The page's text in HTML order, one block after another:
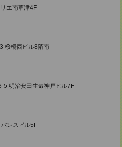
エ南草津4F
桜橋西ビル8階南
5 明治安田生命神戸ビル7F
ンスビル5F